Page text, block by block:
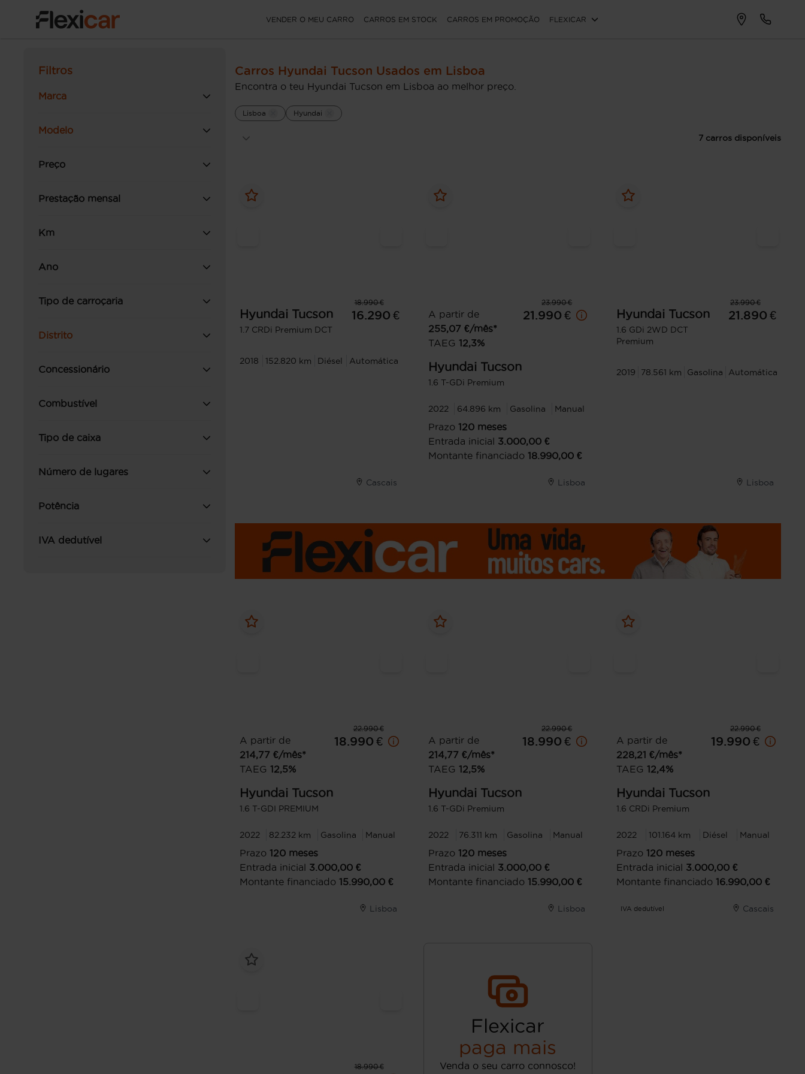
VENDER O MEU CARRO CARROS EM STOCK CARROS EM PROMOÇÃO FLEXICAR
Filtros
Marca
Modelo
Preço
Prestação mensal
Km
Ano
Tipo de carroçaria
Distrito
Concessionário
Combustível
Tipo de caixa
Número de lugares
Potência
IVA dedutível
Carros Hyundai Tucson Usados em Lisboa
Encontra o teu Hyundai Tucson em Lisboa ao melhor preço.
Lisboa Hyundai
7 carros disponíveis
18.990 €
Hyundai Tucson
1.7 CRDi Premium DCT
16.290 €
2018 152.820 km Diésel Automática
Cascais
23.990 €
A partir de
255,07 €/mês*
TAEG 12,3%
21.990 €
Hyundai Tucson
1.6 T-GDi Premium
2022 64.896 km Gasolina Manual
Prazo 120 meses
Entrada inicial 3.000,00 €
Montante financiado 18.990,00 €
Lisboa
23.990 €
Hyundai Tucson
1.6 GDi 2WD DCT
Premium
21.890 €
2019 78.561 km Gasolina Automática
Lisboa
22.990 €
A partir de
214,77 €/mês*
TAEG 12,5%
18.990 €
Hyundai Tucson
1.6 T-GDI PREMIUM
2022 82.232 km Gasolina Manual
Prazo 120 meses
Entrada inicial 3.000,00 €
Montante financiado 15.990,00 €
Lisboa
22.990 €
A partir de
214,77 €/mês*
TAEG 12,5%
18.990 €
Hyundai Tucson
1.6 T-GDi Premium
2022 76.311 km Gasolina Manual
Prazo 120 meses
Entrada inicial 3.000,00 €
Montante financiado 15.990,00 €
Lisboa
22.990 €
A partir de
228,21 €/mês*
TAEG 12,4%
19.990 €
Hyundai Tucson
1.6 CRDi Premium
2022 101.164 km Diésel Manual
Prazo 120 meses
Entrada inicial 3.000,00 €
Montante financiado 16.990,00 €
IVA dedutível Cascais
18.990 €
Flexicar
paga mais
Venda o seu carro connosco!